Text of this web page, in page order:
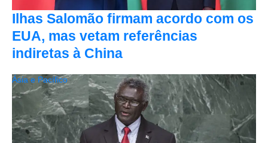
Ilhas Salomão firmam acordo com os
EUA, mas vetam referências
indiretas à China
Ásia e Pacífico